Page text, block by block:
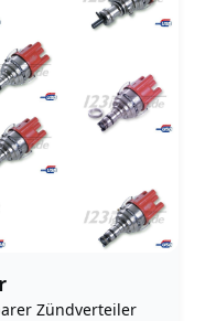
Zündverteiler